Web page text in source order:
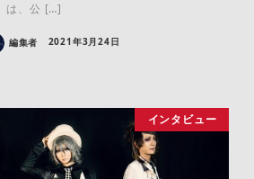
は、公 […]
編集者 2021年3月24日
インタビュー